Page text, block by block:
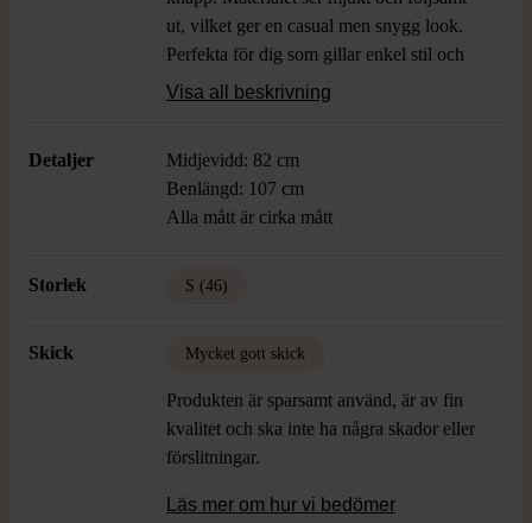
ut, vilket ger en casual men snygg look.
Perfekta för dig som gillar enkel stil och
komfort i vardagen.
Visa all beskrivning
Detaljer
Midjevidd: 82 cm
Benlängd: 107 cm
Alla mått är cirka mått
Storlek S (46)
Skick Mycket gott skick
Produkten är sparsamt använd, är av fin
kvalitet och ska inte ha några skador eller
förslitningar.
Läs mer om hur vi bedömer